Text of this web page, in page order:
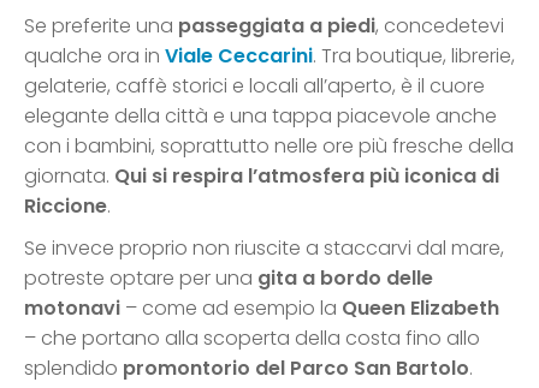
Se preferite una passeggiata a piedi, concedetevi
qualche ora in Viale Ceccarini. Tra boutique, librerie,
gelaterie, caffè storici e locali all’aperto, è il cuore
elegante della città e una tappa piacevole anche
con i bambini, soprattutto nelle ore più fresche della
giornata. Qui si respira l’atmosfera più iconica di
Riccione.
Se invece proprio non riuscite a staccarvi dal mare,
potreste optare per una gita a bordo delle
motonavi – come ad esempio la Queen Elizabeth
– che portano alla scoperta della costa fino allo
splendido promontorio del Parco San Bartolo.